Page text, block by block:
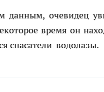
данным, очевидец
время он
спасатели-водолазы.